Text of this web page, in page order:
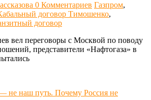
0 Комментариев Газпром,
договор Тимошенко,
договор
вел переговоры с Москвой по поводу
представители «Нафтогаза» в